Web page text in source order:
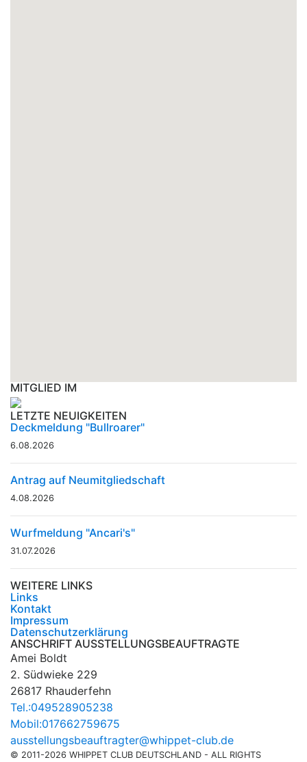
MITGLIED IM
LETZTE NEUIGKEITEN
Deckmeldung "Bullroarer"
6.08.2026
Antrag auf Neumitgliedschaft
4.08.2026
Wurfmeldung "Ancari's"
31.07.2026
WEITERE LINKS
Links
Kontakt
Impressum
Datenschutzerklärung
ANSCHRIFT AUSSTELLUNGSBEAUFTRAGTE
Amei Boldt
2. Südwieke 229
26817 Rhauderfehn
Tel.:049528905238
Mobil:017662759675
ausstellungsbeauftragter@whippet-club.de
© 2011-2026 WHIPPET CLUB DEUTSCHLAND - ALL RIGHTS